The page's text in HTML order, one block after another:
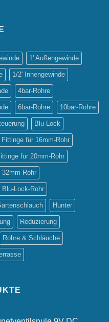
1' Außengewinde
1/2' Innengewinde
4bar-Rohre
6bar-Rohre 10bar-Rohre
Blu-Lock
Fittinge für 16mm-Rohr
für 20mm-Rohr
32mm-Rohr
Blu-Lock-Rohr
Hunter
Reduzierung
Rohre & Schläuche